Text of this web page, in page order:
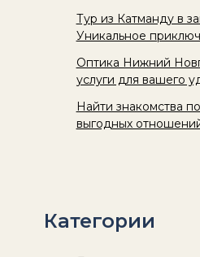
Тур из Катманду в
Уникальное
Оптика Нижний
услуги для вашего
Найти знакомства
выгодных
Категории